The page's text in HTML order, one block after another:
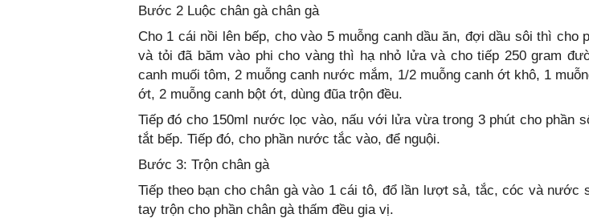
Bước 2 Luộc chân gà chân gà
Cho 1 cái nồi lên bếp, cho vào 5 muỗng canh dầu ăn, đợi dầu sôi thì cho
và tỏi đã băm vào phi cho vàng thì hạ nhỏ lửa và cho tiếp 250 gram
canh muối tôm, 2 muỗng canh nước mắm, 1/2 muỗng canh ớt khô, 1
ớt, 2 muỗng canh bột ớt, dùng đũa trộn đều.
Tiếp đó cho 150ml nước lọc vào, nấu với lửa vừa trong 3 phút cho phần
tắt bếp. Tiếp đó, cho phần nước tắc vào, để nguội.
Bước 3: Trộn chân gà
Tiếp theo bạn cho chân gà vào 1 cái tô, đổ lần lượt sả, tắc, cóc và nước
tay trộn cho phần chân gà thấm đều gia vị.